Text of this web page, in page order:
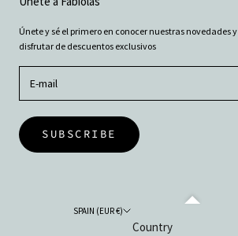
Únete y sé el primero en conocer nuestras novedades y
disfrutar de descuentos exclusivos
SUBSCRIBE
SPAIN (EUR €)
Country